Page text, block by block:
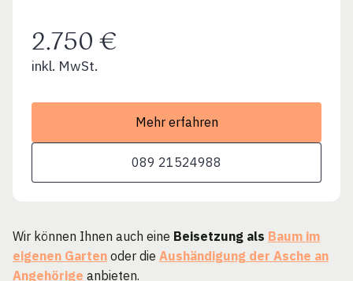
2.750 €
inkl. MwSt.
Mehr erfahren
089 21524988
Wir können Ihnen auch eine Beisetzung als Baum im
eigenen Garten oder die Aushändigung der Asche an
Angehörige anbieten.